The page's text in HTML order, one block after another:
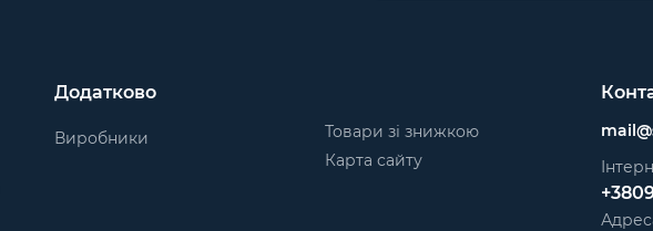
Додатково
Виробники
Товари зі знижкою
Карта сайту